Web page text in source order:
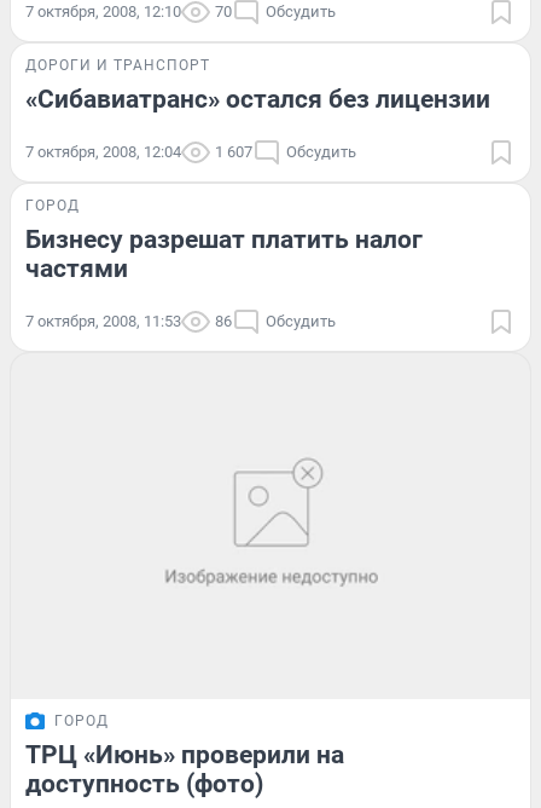
7 октября, 2008, 12:10 70 Обсудить
ДОРОГИ И ТРАНСПОРТ
«Сибавиатранс» остался без лицензии
7 октября, 2008, 12:04 1 607 Обсудить
ГОРОД
Бизнесу разрешат платить налог
частями
7 октября, 2008, 11:53 86 Обсудить
ГОРОД
ТРЦ «Июнь» проверили на
доступность (фото)